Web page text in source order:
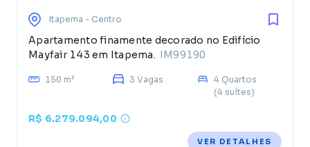
Itapema - Centro
Apartamento finamente decorado no Edifício
Mayfair 143 em Itapema. IM99190
150 m² 3 Vagas
4 Quartos
(4 suítes)
R$ 6.279.094,00
VER DETALHES